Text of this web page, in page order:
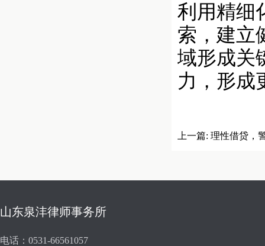
利用精细
索，建立
域形成关
力，形成
上一篇: 理性借贷，
山东泉沣律师事务所
电话：0531-66561057